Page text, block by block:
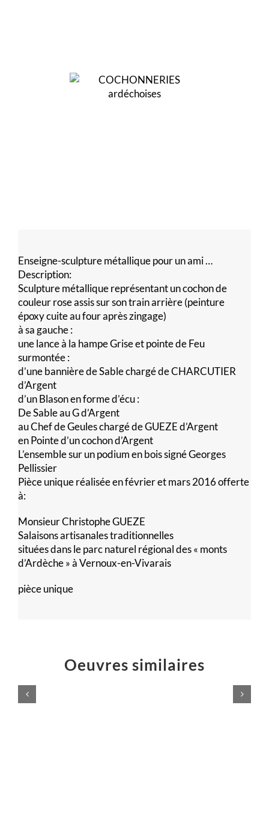
Enseigne-sculpture métallique pour un ami …
Description:
Sculpture métallique représentant un cochon de
couleur rose assis sur son train arrière (peinture
époxy cuite au four après zingage)
à sa gauche :
une lance à la hampe Grise et pointe de Feu
surmontée :
d’une bannière de Sable chargé de CHARCUTIER
d’Argent
d’un Blason en forme d’écu :
De Sable au G d’Argent
au Chef de Geules chargé de GUEZE d’Argent
en Pointe d’un cochon d’Argent
L’ensemble sur un podium en bois signé Georges
Pellissier
Pièce unique réalisée en février et mars 2016 offerte
à:
Monsieur Christophe GUEZE
Salaisons artisanales traditionnelles
situées dans le parc naturel régional des « monts
d’Ardèche » à Vernoux-en-Vivarais
pièce unique
Oeuvres similaires